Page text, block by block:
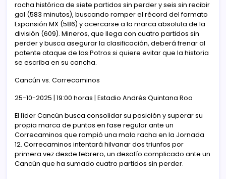
racha histórica de siete partidos sin perder y seis sin recibir
gol (583 minutos), buscando romper el récord del formato
Expansión MX (586) y acercarse a la marca absoluta de la
división (609). Mineros, que llega con cuatro partidos sin
perder y busca asegurar la clasificación, deberá frenar al
potente ataque de los Potros si quiere evitar que la historia
se escriba en su cancha.
Cancún vs. Correcaminos
25-10-2025 | 19:00 horas | Estadio Andrés Quintana Roo
El líder Cancún busca consolidar su posición y superar su
propia marca de puntos en fase regular ante un
Correcaminos que rompió una mala racha en la Jornada
12. Correcaminos intentará hilvanar dos triunfos por
primera vez desde febrero, un desafío complicado ante un
Cancún que ha sumado cuatro partidos sin perder.